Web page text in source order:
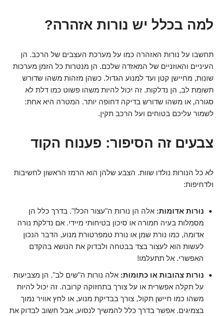
למה בכלל יש נורות אזהרה?
תחשבו על נורות האזהרה כמו על מערכת העצבים של הרכב. הן
העיניים והאוזניים של המאזדה שלכם. הן מנטרות כל הזמן מערכות
שונות, מחיישן קטן ועד למנוע הגדול. כשהן מזהות משהו שדורש
תשומת לב, הן נדלקות. זה יכול להיות משהו פשוט כמו דלת לא
סגורה, או משהו שדורש בדיקה דחופה יותר. המטרה היא אחת:
לשמור עליכם בטוחים ועל הרכב תקין.
צבעים זה הסיפור: פענוח הקוד
לא כל הנורות נולדו שוות. הצבע שלהן הוא הרמז הראשון לחשיבות
ולדחיפות:
נורות אדומות: אלה הן נורות ה"עצור הכל!". בדרך כלל הן
מסמלות בעיה חמורה או סיכון בטיחותי מיידי. אם נדלקת נורה
אדומה, כמו נורת שמן או נורת טמפרטורת מנוע, הדבר הנכון
לעשות הוא לעצור בצד בבטחה ולבדוק את הנושא בהקדם
האפשרי. אל תתעלמו!
נורות צהובות או כתומות: אלה נורות ה"שים לב". הן מצביעות
על תקלה אפשרית או על צורך בתחזוקה קרובה. זה יכול להיות
משהו כמו חיישן תקול, צורך בבדיקת מנוע, או לחץ אוויר נמוך
בצמיגים. אפשר בדרך כלל להמשיך לנסוע, אבל חשוב לבדוק את